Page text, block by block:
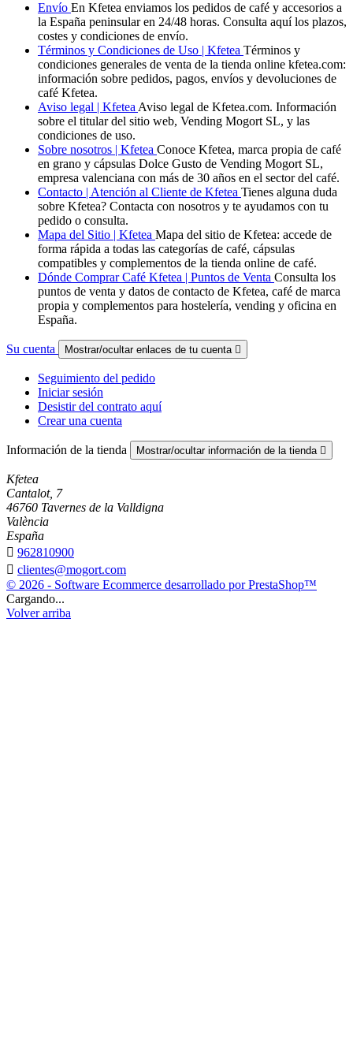
Envío En Kfetea enviamos los pedidos de café y accesorios a
la España peninsular en 24/48 horas. Consulta aquí los plazos,
costes y condiciones de envío.
Términos y Condiciones de Uso | Kfetea Términos y
condiciones generales de venta de la tienda online kfetea.com:
información sobre pedidos, pagos, envíos y devoluciones de
café Kfetea.
Aviso legal | Kfetea Aviso legal de Kfetea.com. Información
sobre el titular del sitio web, Vending Mogort SL, y las
condiciones de uso.
Sobre nosotros | Kfetea Conoce Kfetea, marca propia de café
en grano y cápsulas Dolce Gusto de Vending Mogort SL,
empresa valenciana con más de 30 años en el sector del café.
Contacto | Atención al Cliente de Kfetea Tienes alguna duda
sobre Kfetea? Contacta con nosotros y te ayudamos con tu
pedido o consulta.
Mapa del Sitio | Kfetea Mapa del sitio de Kfetea: accede de
forma rápida a todas las categorías de café, cápsulas
compatibles y complementos de la tienda online de café.
Dónde Comprar Café Kfetea | Puntos de Venta Consulta los
puntos de venta y datos de contacto de Kfetea, café de marca
propia y complementos para hostelería, vending y oficina en
España.
Su cuenta Mostrar/ocultar enlaces de tu cuenta 
Seguimiento del pedido
Iniciar sesión
Desistir del contrato aquí
Crear una cuenta
Información de la tienda Mostrar/ocultar información de la tienda 
Kfetea
Cantalot, 7
46760 Tavernes de la Valldigna
València
España
 962810900
 clientes@mogort.com
© 2026 - Software Ecommerce desarrollado por PrestaShop™
Cargando...
Volver arriba